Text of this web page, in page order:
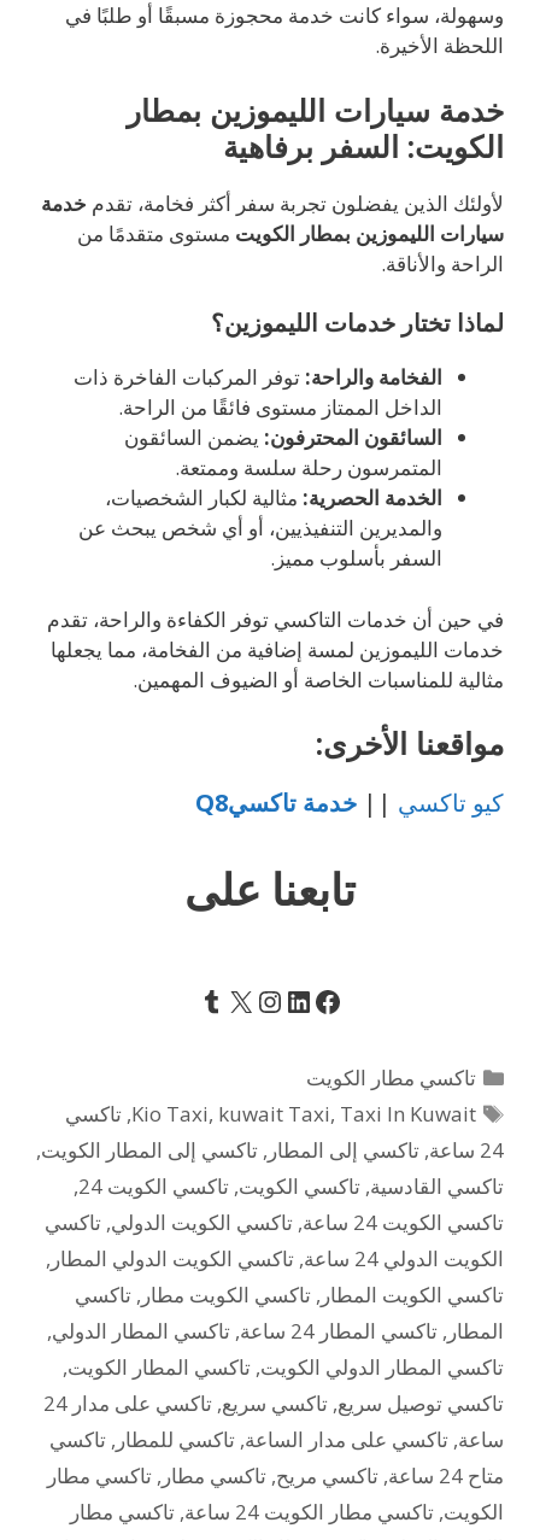
وسهولة، سواء كانت خدمة محجوزة مسبقًا أو طلبًا في
اللحظة الأخيرة.
خدمة سيارات الليموزين بمطار
الكويت: السفر برفاهية
لأولئك الذين يفضلون تجربة سفر أكثر فخامة، تقدم خدمة
سيارات الليموزين بمطار الكويت مستوى متقدمًا من
الراحة والأناقة.
لماذا تختار خدمات الليموزين؟
الفخامة والراحة: توفر المركبات الفاخرة ذات
الداخل الممتاز مستوى فائقًا من الراحة.
السائقون المحترفون: يضمن السائقون
المتمرسون رحلة سلسة وممتعة.
الخدمة الحصرية: مثالية لكبار الشخصيات،
والمديرين التنفيذيين، أو أي شخص يبحث عن
السفر بأسلوب مميز.
في حين أن خدمات التاكسي توفر الكفاءة والراحة، تقدم
خدمات الليموزين لمسة إضافية من الفخامة، مما يجعلها
مثالية للمناسبات الخاصة أو الضيوف المهمين.
مواقعنا الأخرى:
كيو تاكسي || خدمة تاكسيQ8
تابعنا على
Facebook
LinkedIn
Instagram
X
Tumblr
التصنيفات
تاكسي مطار الكويت
الوسوم
Kio Taxi, kuwait Taxi, Taxi In Kuwait
,تاكسي
24 ساعة
, تاكسي إلى المطار , تاكسي إلى المطار الكويت,
تاكسي القادسية, تاكسي الكويت, تاكسي الكويت 24
,
تاكسي الكويت 24 ساعة
, تاكسي الكويت الدولي, تاكسي
الكويت الدولي 24 ساعة
, تاكسي الكويت الدولي المطار ,
تاكسي الكويت المطار , تاكسي الكويت مطار , تاكسي
المطار , تاكسي المطار 24 ساعة , تاكسي المطار الدولي,
تاكسي المطار الدولي الكويت, تاكسي المطار الكويت,
تاكسي توصيل سريع, تاكسي سريع,
تاكسي على مدار 24
ساعة, تاكسي على مدار الساعة, تاكسي للمطار , تاكسي
متاح 24 ساعة
, تاكسي مريح, تاكسي مطار , تاكسي مطار
الكويت, تاكسي مطار الكويت 24 ساعة , تاكسي مطار